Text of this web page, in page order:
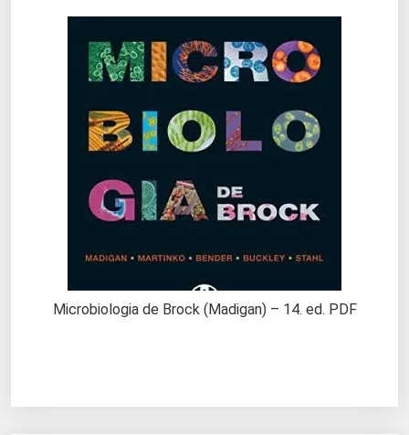
Microbiologia de Brock (Madigan) – 14. ed. PDF